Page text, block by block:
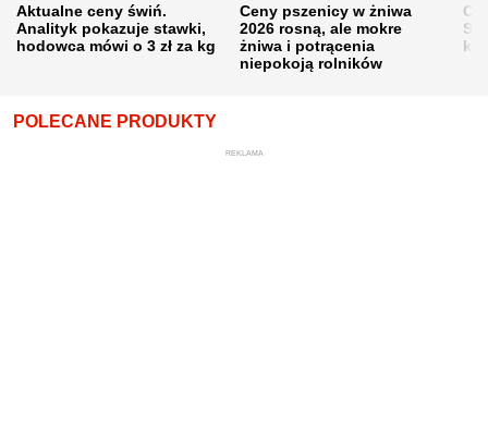
Aktualne ceny świń.
Analityk pokazuje stawki,
hodowca mówi o 3 zł za kg
Ceny pszenicy w żniwa
2026 rosną, ale mokre
żniwa i potrącenia
niepokoją rolników
POLECANE PRODUKTY
REKLAMA